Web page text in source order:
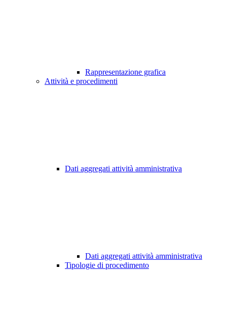
Rappresentazione grafica
Attività e procedimenti
Dati aggregati attività amministrativa
Dati aggregati attività amministrativa
Tipologie di procedimento